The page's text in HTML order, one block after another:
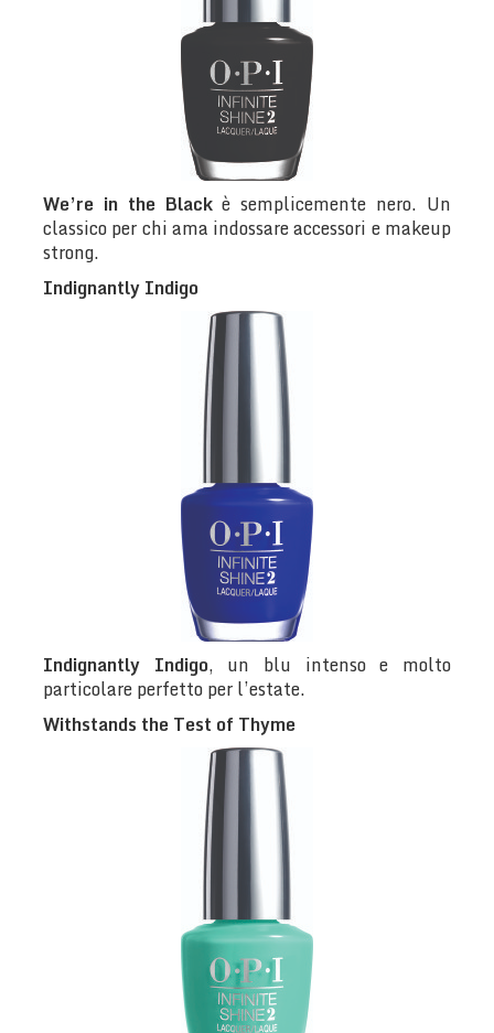
We’re in the Blackè semplicemente nero. Un
classico per chi ama indossare accessori e makeup
strong.
Indignantly Indigo
Indignantly Indigo, un blu intenso e molto
particolare perfetto per l’estate.
Withstands the Test of Thyme